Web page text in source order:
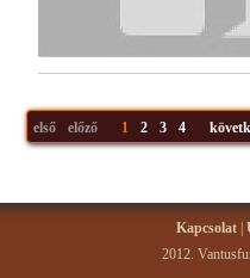
első előző 1 2 3 4
Kapcsolat|
2012.